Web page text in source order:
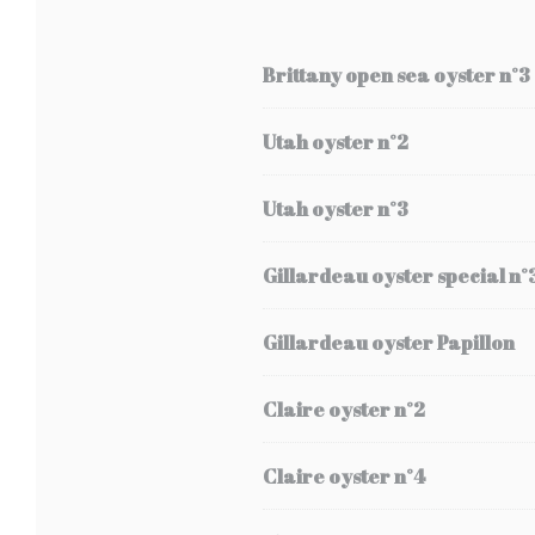
Brittany open sea oyster n°3
Utah oyster n°2
Utah oyster n°3
Gillardeau oyster special
Gillardeau oyster Papillon
Claire oyster n°2
Claire oyster n°4